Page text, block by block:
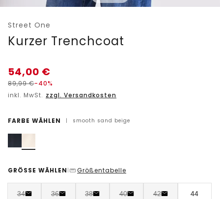
Street One
Kurzer Trenchcoat
54,00 €
89,99€-40%
inkl. MwSt. zzgl. Versandkosten
FARBE WÄHLEN | smooth sand beige
GRÖSSE WÄHLEN | Größentabelle
34 36 38 40 42 44